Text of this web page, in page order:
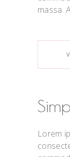
massa.
Lorem